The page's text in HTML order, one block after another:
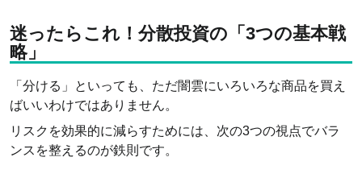
迷ったらこれ！分散投資の「3つの基本戦
略」
「分ける」といっても、ただ闇雲にいろいろな商品を買え
ばいいわけではありません。
リスクを効果的に減らすためには、次の3つの視点でバラ
ンスを整えるのが鉄則です。